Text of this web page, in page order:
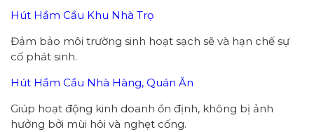
Hút Hầm Cầu Khu Nhà Trọ
Đảm bảo môi trường sinh hoạt sạch sẽ và hạn chế sự
cố phát sinh.
Hút Hầm Cầu Nhà Hàng, Quán Ăn
Giúp hoạt động kinh doanh ổn định, không bị ảnh
hưởng bởi mùi hôi và nghẹt cống.